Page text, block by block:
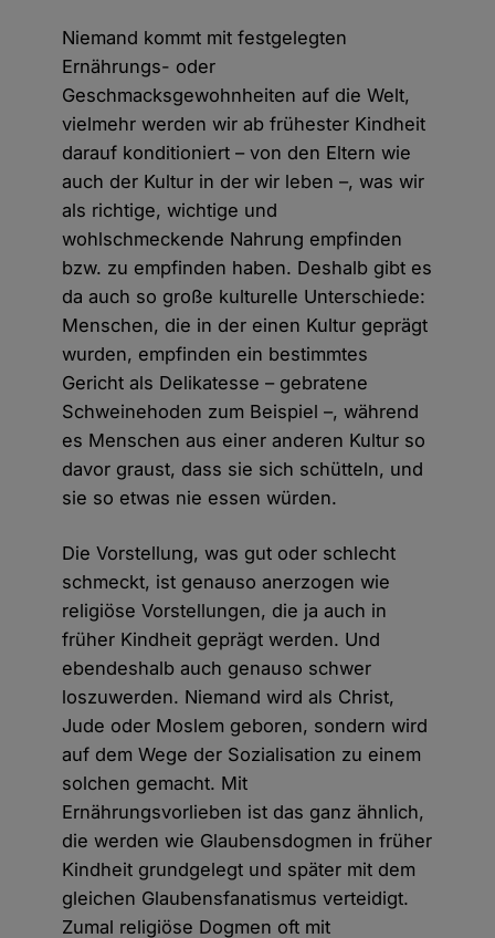
Niemand kommt mit festgelegten
Ernährungs- oder
Geschmacksgewohnheiten auf die Welt,
vielmehr werden wir ab frühester Kindheit
darauf konditioniert – von den Eltern wie
auch der Kultur in der wir leben –, was wir
als richtige, wichtige und
wohlschmeckende Nahrung empfinden
bzw. zu empfinden haben. Deshalb gibt es
da auch so große kulturelle Unterschiede:
Menschen, die in der einen Kultur geprägt
wurden, empfinden ein bestimmtes
Gericht als Delikatesse – gebratene
Schweinehoden zum Beispiel –, während
es Menschen aus einer anderen Kultur so
davor graust, dass sie sich schütteln, und
sie so etwas nie essen würden.
Die Vorstellung, was gut oder schlecht
schmeckt, ist genauso anerzogen wie
religiöse Vorstellungen, die ja auch in
früher Kindheit geprägt werden. Und
ebendeshalb auch genauso schwer
loszuwerden. Niemand wird als Christ,
Jude oder Moslem geboren, sondern wird
auf dem Wege der Sozialisation zu einem
solchen gemacht. Mit
Ernährungsvorlieben ist das ganz ähnlich,
die werden wie Glaubensdogmen in früher
Kindheit grundgelegt und später mit dem
gleichen Glaubensfanatismus verteidigt.
Zumal religiöse Dogmen oft mit